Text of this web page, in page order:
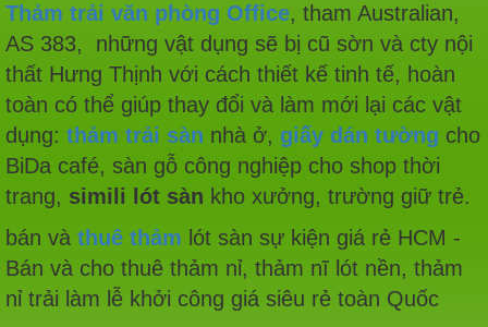
Thảm trải văn phòng Office, tham Australian,
AS 383, những vật dụng sẽ bị cũ sờn và cty nội
thất Hưng Thịnh với cách thiết kế tinh tế, hoàn
toàn có thể giúp thay đổi và làm mới lại các vật
dụng: thảm trải sàn nhà ở, giấy dán tường cho
BiDa café, sàn gỗ công nghiệp cho shop thời
trang, simili lót sàn kho xưởng, trường giữ trẻ.
bán và thuê thảm lót sàn sự kiện giá rẻ HCM -
Bán và cho thuê thảm nỉ, thảm nĩ lót nền, thảm
nỉ trải làm lễ khởi công giá siêu rẻ toàn Quốc